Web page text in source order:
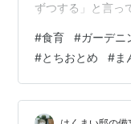
ずつする」と言っ
写真は昨日のもの
でした。 しかし裂
虫がついたりする
はり収穫前は、雨
#食育 #ガーデニ
#とちおとめ #ま